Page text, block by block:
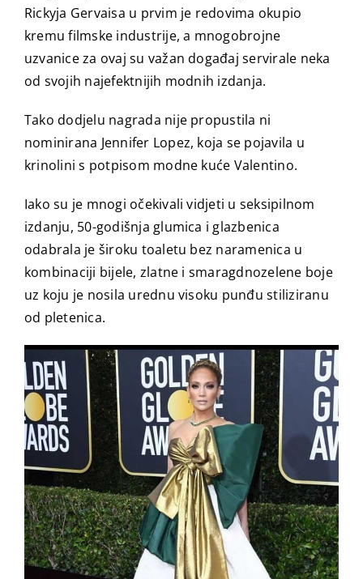
Rickyja Gervaisa u prvim je redovima okupio
kremu filmske industrije, a mnogobrojne
uzvanice za ovaj su važan događaj servirale neka
od svojih najefektnijih modnih izdanja.
Tako dodjelu nagrada nije propustila ni
nominirana Jennifer Lopez, koja se pojavila u
krinolini s potpisom modne kuće Valentino.
Iako su je mnogi očekivali vidjeti u seksipilnom
izdanju, 50-godišnja glumica i glazbenica
odabrala je široku toaletu bez naramenica u
kombinaciji bijele, zlatne i smaragdnozelene boje
uz koju je nosila urednu visoku punđu stiliziranu
od pletenica.